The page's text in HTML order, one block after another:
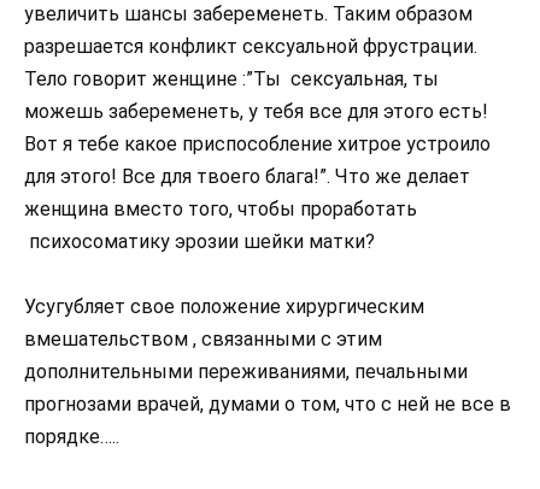
увеличить шансы забеременеть. Таким образом
разрешается конфликт сексуальной фрустрации.
Тело говорит женщине :”Ты сексуальная, ты
можешь забеременеть, у тебя все для этого есть!
Вот я тебе какое приспособление хитрое устроило
для этого! Все для твоего блага!”. Что же делает
женщина вместо того, чтобы проработать
психосоматику эрозии шейки матки?
Усугубляет свое положение хирургическим
вмешательством , связанными с этим
дополнительными переживаниями, печальными
прогнозами врачей, думами о том, что с ней не все в
порядке…..